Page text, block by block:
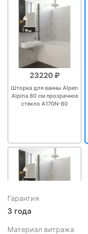
23220 ₽
Шторка для ванны Alpen
Alpina 80 см прозрачное
стекло A170N-80
24840 ₽
Гарантия
3 года
Материал витража